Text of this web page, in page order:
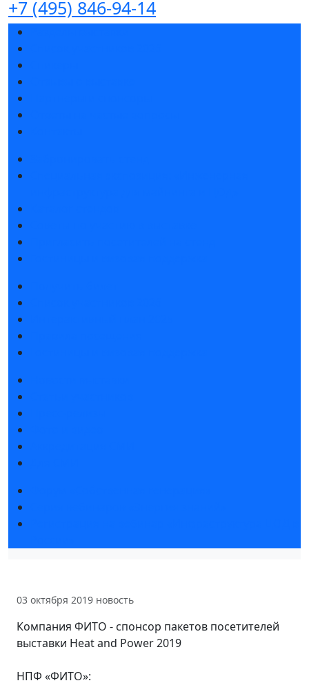
+7 (495) 846-94-14
03 октября 2019 новость
Компания ФИТО - спонсор пакетов посетителей
выставки Heat and Power 2019
НПФ «ФИТО»: